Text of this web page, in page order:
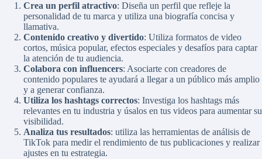
Crea un perfil atractivo: Diseña un perfil que refleje la
personalidad de tu marca y utiliza una biografía concisa y
llamativa.
Contenido creativo y divertido: Utiliza formatos de video
cortos, música popular, efectos especiales y desafíos para captar
la atención de tu audiencia.
Colabora con influencers: Asociarte con creadores de
contenido populares te ayudará a llegar a un público más amplio
y a generar confianza.
Utiliza los hashtags correctos: Investiga los hashtags más
relevantes en tu industria y úsalos en tus videos para aumentar su
visibilidad.
Analiza tus resultados: utiliza las herramientas de análisis de
TikTok para medir el rendimiento de tus publicaciones y realizar
ajustes en tu estrategia.